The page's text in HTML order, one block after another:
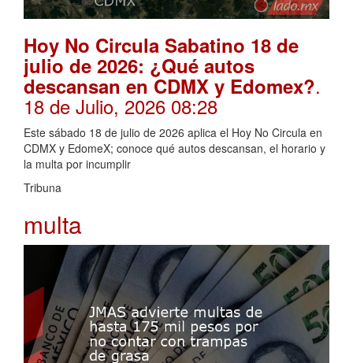
Hoy No Circula Sabatino 18 de
julio de 2026: ¿Qué autos
descansan en CDMX y Edomex?.
18 de Julio, 2026 08:28
Este sábado 18 de julio de 2026 aplica el Hoy No Circula en
CDMX y EdomeX; conoce qué autos descansan, el horario y
la multa por incumplir
Tribuna
multa